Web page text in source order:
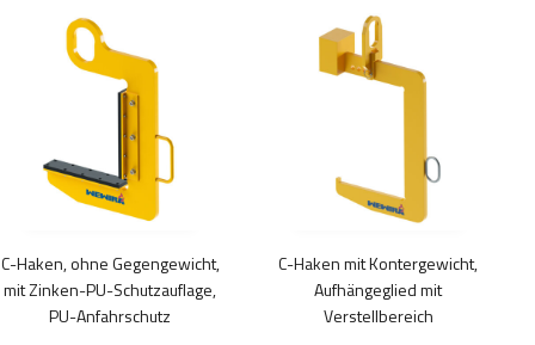
C-Haken, ohne Gegengewicht,
mit Zinken-PU-Schutzauflage,
PU-Anfahrschutz
Produkt
Varianten
können
C-Haken mit Kontergewicht,
Aufhängeglied mit
Verstellbereich
Produkt
können